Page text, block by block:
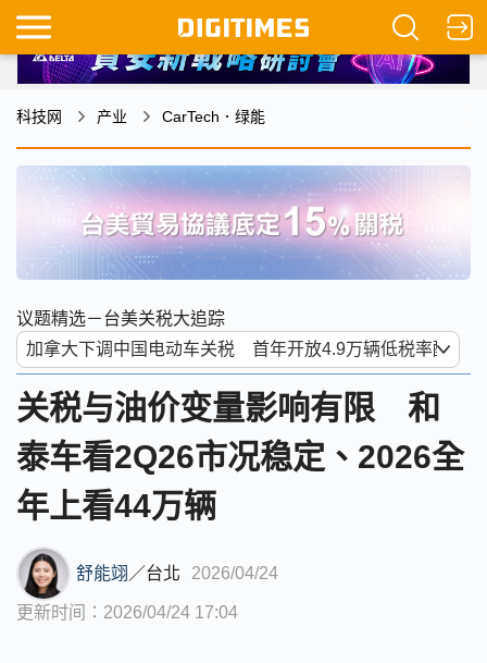
科技网 产业 CarTech．绿能
议题精选－台美关税大追踪
关税与油价变量影响有限 和
泰车看2Q26市况稳定、2026全
年上看44万辆
舒能翊 ／台北 2026/04/24
更新时间：2026/04/24 17:04